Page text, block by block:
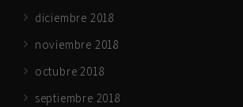
diciembre 2018
noviembre 2018
octubre 2018
septiembre 2018